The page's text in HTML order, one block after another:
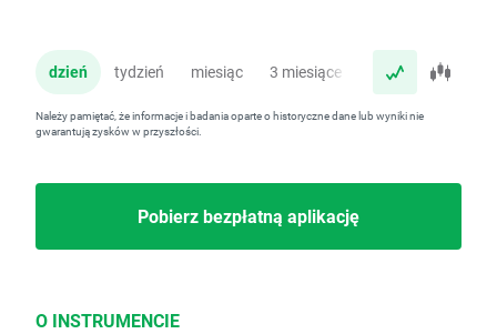
dzień tydzień miesiąc 3 miesiące rok
Należy pamiętać, że informacje i badania oparte o historyczne dane lub wyniki nie
gwarantują zysków w przyszłości.
Pobierz bezpłatną aplikację
O INSTRUMENCIE